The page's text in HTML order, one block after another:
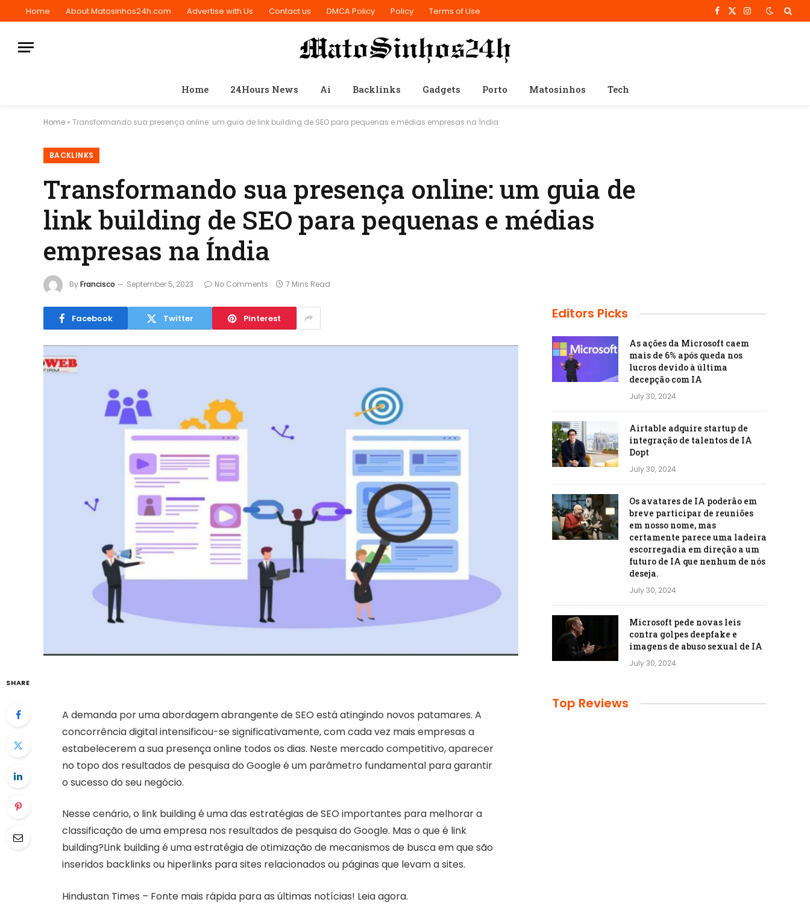
Home About Matosinhos24h.com Advertise with Us Contact us DMCA Policy Policy Terms of Use Facebook
X
Instagram
Home 24Hours News Ai Backlinks Gadgets Porto Matosinhos Tech
Home » Transformando sua presença online: um guia de link building de SEO para pequenas e médias empresas na Índia
BACKLINKS
Transformando sua presença online: um guia de
link building de SEO para pequenas e médias
empresas na Índia
ByFrancisco September 5, 2023 No Comments 7 Mins Read
Facebook Twitter Pinterest
SHARE
A demanda por uma abordagem abrangente de SEO está atingindo novos patamares. A
concorrência digital intensificou-se significativamente, com cada vez mais empresas a
estabelecerem a sua presença online todos os dias. Neste mercado competitivo, aparecer
no topo dos resultados de pesquisa do Google é um parâmetro fundamental para garantir
o sucesso do seu negócio.
Nesse cenário, o link building é uma das estratégias de SEO importantes para melhorar a
classificação de uma empresa nos resultados de pesquisa do Google. Mas o que é link
building?Link building é uma estratégia de otimização de mecanismos de busca em que são
inseridos backlinks ou hiperlinks para sites relacionados ou páginas que levam a sites.
Hindustan Times – Fonte mais rápida para as últimas notícias! Leia agora.
Editors Picks
As ações da Microsoft caem
mais de 6% após queda nos
lucros devido à última
decepção com IA
July 30, 2024
Airtable adquire startup de
integração de talentos de IA
Dopt
July 30, 2024
Os avatares de IA poderão em
breve participar de reuniões
em nosso nome, mas
certamente parece uma ladeira
escorregadia em direção a um
futuro de IA que nenhum de nós
deseja.
July 30, 2024
Microsoft pede novas leis
contra golpes deepfake e
imagens de abuso sexual de IA
July 30, 2024
Top Reviews